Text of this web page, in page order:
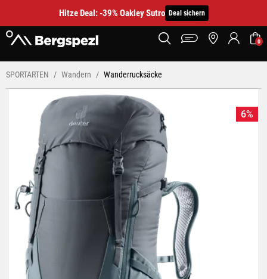
Hitze Deal: -39% Oakley Sutro Deal sichern
0
SPORTARTEN Wandern Wanderrucksäcke
6%